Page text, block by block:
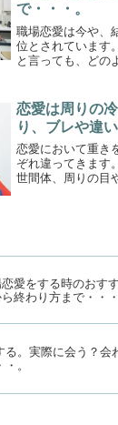
で・・・。
職場恋愛は今や、
位とされています
と言っても、どの
来た場合毎日のよ
ちに、いつの間に
恋愛は周りの
り、ブレや違
恋愛において重き
ぞれ違ってきます
世間体、周りの目
愛をする時のおす
終わり方まで・・・
る。実際に会う？会
。